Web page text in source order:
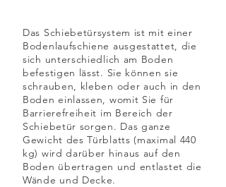
Das Schiebetürsystem ist mit einer
Bodenlaufschiene ausgestattet, die
sich unterschiedlich am Boden
befestigen lässt. Sie können sie
schrauben, kleben oder auch in den
Boden einlassen, womit Sie für
Barrierefreiheit im Bereich der
Schiebetür sorgen. Das ganze
Gewicht des Türblatts (maximal 440
kg) wird darüber hinaus auf den
Boden übertragen und entlastet die
Wände und Decke.